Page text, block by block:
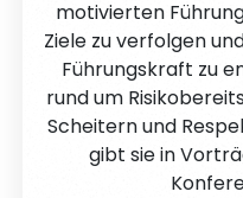
motivierten
Ziele zu verfolgen
Führungskraft zu
rund um
Scheitern und
gibt sie in